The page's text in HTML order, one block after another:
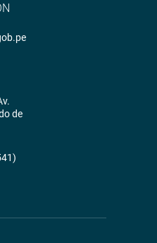
de